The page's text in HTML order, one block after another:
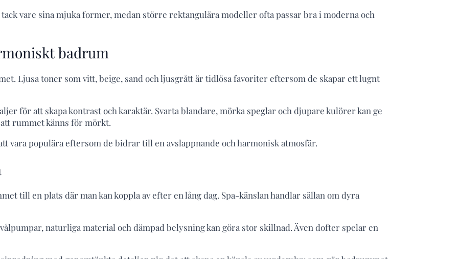
vare sina mjuka former, medan större rektangulära modeller ofta passar bra i moderna och
badrum
Ljusa toner som vitt, beige, sand och ljusgrått är tidlösa favoriter eftersom de skapar ett lugnt
för att skapa kontrast och karaktär. Svarta blandare, mörka speglar och djupare kulörer kan ge
rummet känns för mörkt.
vara populära eftersom de bidrar till en avslappnande och harmonisk atmosfär.
till en plats där man kan koppla av efter en lång dag. Spa-känslan handlar sällan om dyra
naturliga material och dämpad belysning kan göra stor skillnad. Även dofter spelar en